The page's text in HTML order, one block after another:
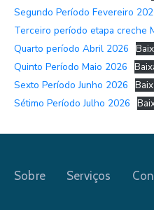
Segundo Período Fevereiro
Terceiro período etapa creche
Quarto período Abril 2026
Quinto Período Maio 2026
Sexto Período Junho 2026
Sétimo Período Julho 2026
Sobre Serviços